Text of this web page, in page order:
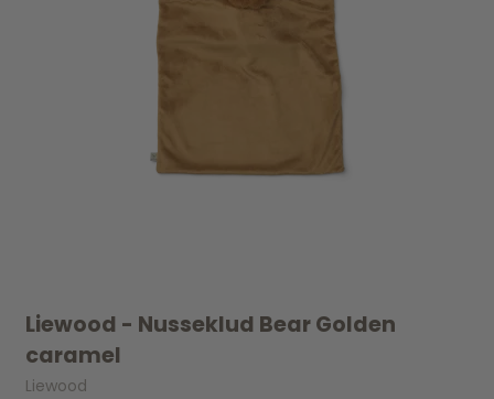
Liewood - Nusseklud Bear Golden
caramel
Liewood